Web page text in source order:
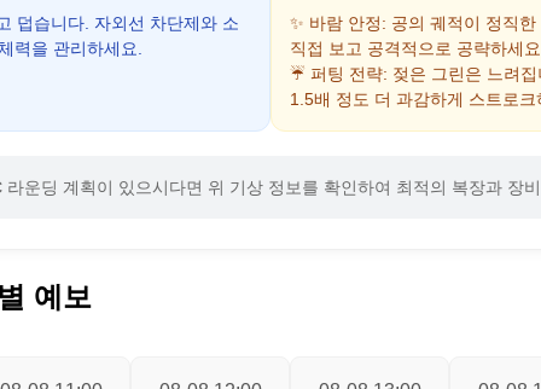
덥습니다. 자외선 차단제와 소
력을 관리하세요.
✨ 바람 안정: 공의 궤적이 정직
직접 보고 공격적으로 공략하세
☔ 퍼팅 전략: 젖은 그린은 느려
1.5배 정도 더 과감하게 스트로크
라운딩 계획이 있으시다면 위 기상 정보를 확인하여 최적의 복장과 장
예보